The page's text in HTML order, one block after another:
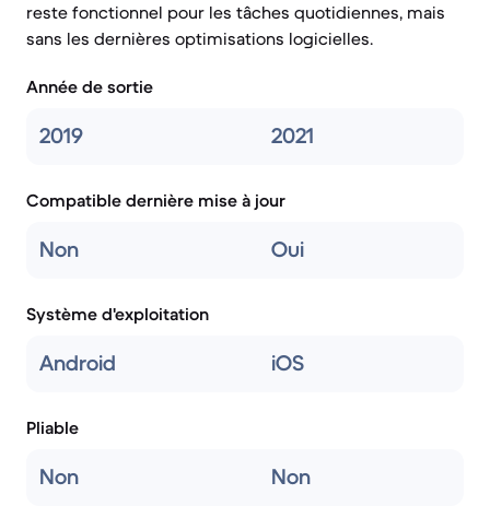
reste fonctionnel pour les tâches quotidiennes, mais
sans les dernières optimisations logicielles.
Année de sortie
2019 2021
Compatible dernière mise à jour
Non Oui
Système d'exploitation
Android iOS
Pliable
Non Non